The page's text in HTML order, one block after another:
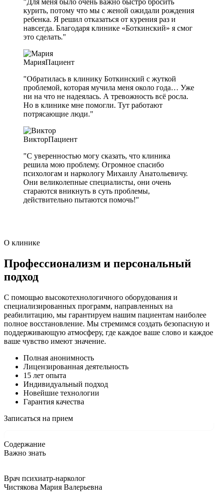
курить, потому что мы с женой ожидали рождения
ребенка. Я решил отказаться от курения раз и
навсегда. Благодаря клинике «Боткинский» я смог
это сделать."
МарияПациент
"Обратилась в клинику Боткинский с жуткой
проблемой, которая мучила меня около года… Уже
ни на что не надеялась. А тревожность всё росла.
Но в клинике мне помогли. Тут работают
потрясающие люди."
ВикторПациент
"С уверенностью могу сказать, что клиника
решила мою проблему. Огромное спасибо
психологам и наркологу Михаилу Анатольевичу.
Они великолепные специалисты, они очень
стараются вникнуть в суть проблемы,
действительно пытаются помочь!"
О клинике
Профессионализм и персональный
подход
С помощью высокотехнологичного оборудования и
специализированных программ, направленных на
реабилитацию, мы гарантируем нашим пациентам наиболее
полное восстановление. Мы стремимся создать безопасную и
поддерживающую атмосферу, где каждое ваше слово и каждое
ваше чувство имеют значение.
Полная анонимность
Лицензированная деятельность
15 лет опыта
Индивидуальный подход
Новейшие технологии
Гарантия качества
Записаться на прием
Содержание
Важно знать
Врач психиатр-нарколог
Чистякова Мария Валерьевна